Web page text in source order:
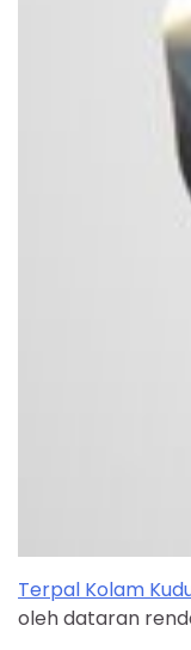
Terpal Kolam
oleh dataran